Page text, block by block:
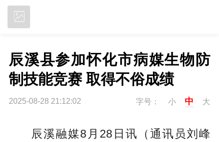
辰溪县参加怀化市病媒生物防
制技能竞赛 取得不俗成绩
2025-08-28 21:12:02 字号： 小 中 大
辰溪融媒8月28日讯（通讯员刘峰